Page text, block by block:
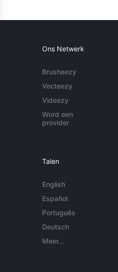
Ons Netwerk
Brusheezy
Vecteezy
Videezy
Word een
provider
Talen
English
Español
Português
Deutsch
Meer...